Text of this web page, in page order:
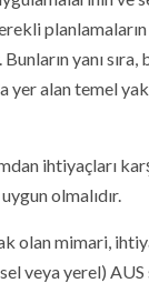
planlamaların
yanı
yer alan temel
ihtiyaçları
olmalıdır.
mimari,
veya yerel)